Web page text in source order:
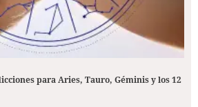
para Aries, Tauro, Géminis y los 12